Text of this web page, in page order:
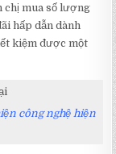
chị mua số lượng
hấp dẫn dành
kiệm được một
công nghệ hiện